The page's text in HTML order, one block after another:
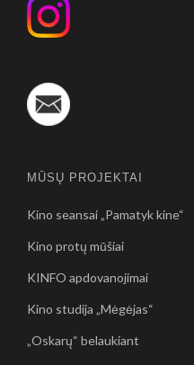
MŪSŲ PROJEKTAI
Kino seansai „Pamatyk kine“
Kino protų mūšiai
KINFO apdovanojimai
Kino studija „Mėgėjas“
„Oskarų“ belaukiant